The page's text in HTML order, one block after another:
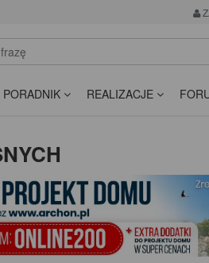
PORADNIK REALIZACJE